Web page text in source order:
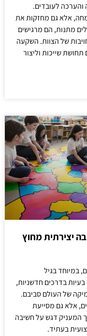
והערכה לעובדים.
אלא גם מחזקות את
מתנות, הם מרגישים
של הצוות. השקעה
שייכות וליצור
יצירתית מחוץ
במיוחד בגיל
בדרכים חדשניות,
של העולם סביבם.
אלא גם מסייעת
המעניק דגש על חשיבה
בעתיד.